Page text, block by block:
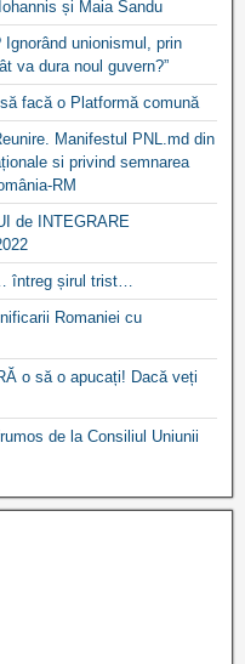
și Maia Sandu
unionismul, prin
va dura noul guvern?”
facă o Platformă comună
Manifestul PNL.md din
si privind semnarea
RM
de INTEGRARE
întreg șirul trist…
Romaniei cu
o să o apucați! Dacă veți
de la Consiliul Uniunii